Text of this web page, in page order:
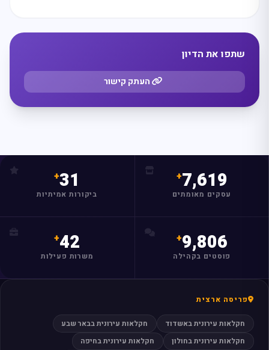
שתפו את הדיון
העתק קישור
7,619
עסקים מאומתים
31
ביקורות אמיתיות
9,806
פוסטים בקהילה
42
משרות פעילות
פריסה ארצית
חקלאות עירונית באשדוד
חקלאות עירונית בבאר שבע
חקלאות עירונית בחולון
חקלאות עירונית בחיפה